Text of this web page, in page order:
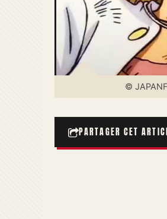
©
PARTAGER CET